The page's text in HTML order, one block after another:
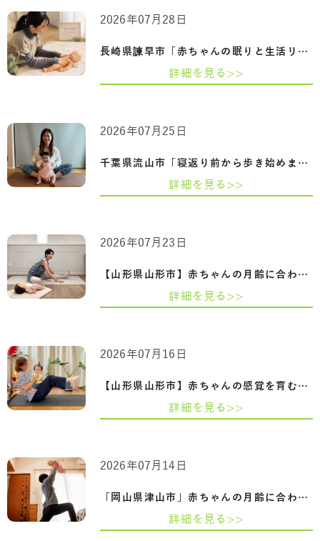
長崎県諫早市「赤ちゃんの眠りと生活リズ…
2026年07月28日
詳細を見る>>
千葉県流山市「寝返り前から歩き始めまで…
2026年07月25日
詳細を見る>>
【山形県山形市】赤ちゃんの月齢に合わせ…
2026年07月23日
詳細を見る>>
【山形県山形市】赤ちゃんの感覚を育むふ…
2026年07月16日
詳細を見る>>
「岡山県津山市」赤ちゃんの月齢に合わせ…
2026年07月14日
詳細を見る>>